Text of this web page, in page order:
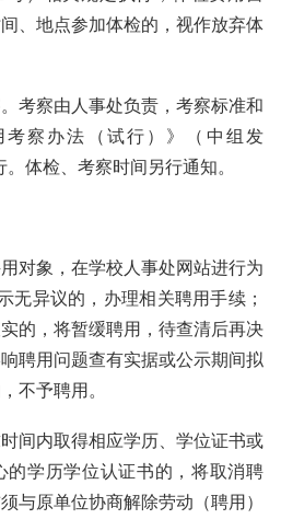
、地点参加体检的，视作放弃体
考察由人事处负责，考察标准和
察办法（试行）》（中组发
。体检、考察时间另行通知。
对象，在学校人事处网站进行为
无异议的，办理相关聘用手续；
的，将暂缓聘用，待查清后再决
聘用问题查有实据或公示期间拟
不予聘用。
间内取得相应学历、学位证书或
的学历学位认证书的，将取消聘
与原单位协商解除劳动（聘用）